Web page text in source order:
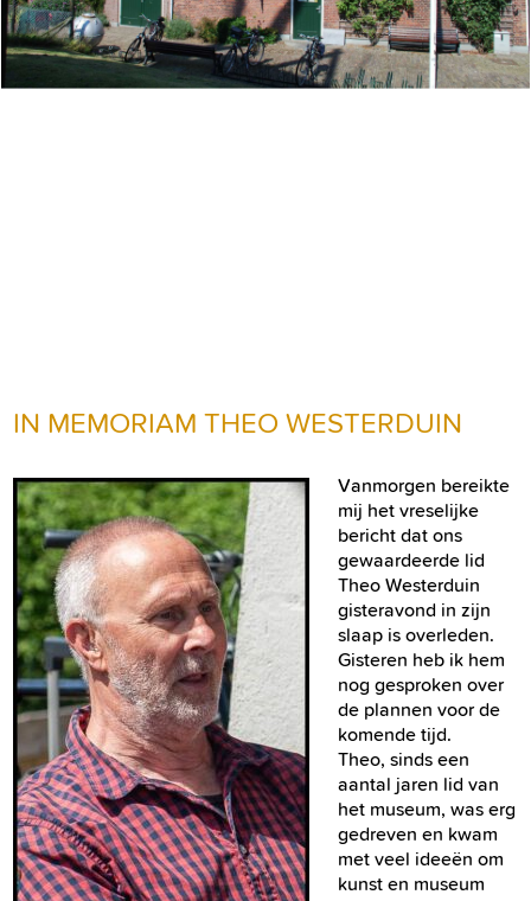
IN MEMORIAM THEO WESTERDUIN
Vanmorgen bereikte
mij het vreselijke
bericht dat ons
gewaardeerde lid
Theo Westerduin
gisteravond in zijn
slaap is overleden.
Gisteren heb ik hem
nog gesproken over
de plannen voor de
komende tijd.
Theo, sinds een
aantal jaren lid van
het museum, was erg
gedreven en kwam
met veel ideeën om
kunst en museum